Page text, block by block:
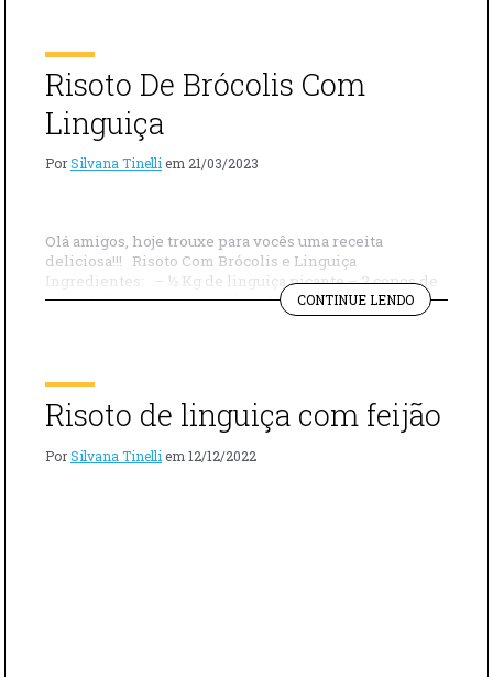
Risoto De Brócolis Com
Linguiça
PorSilvana Tinelli em 21/03/2023
Olá amigos, hoje trouxe para vocês uma receita
deliciosa!!! Risoto Com Brócolis e Linguiça
Ingredientes: – ½ Kg de linguiça picante – 2 copos de
arroz Arbóreo ou Carnaroli – 2 Maços de brócolis fresco
– 1 cebola – Sal – 1 Copo de Azeite – 1 Copo de vinho
CONTINUE LENDO"RISOTO
DE
Risoto de linguiça com feijão
PorSilvana Tinelli em 12/12/2022